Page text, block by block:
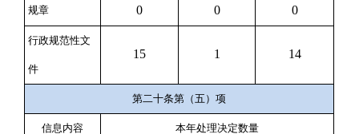
规章 0 0 0
行政规范性文
件
15 1 14
第二十条第（五）项
信息内容 本年处理决定数量